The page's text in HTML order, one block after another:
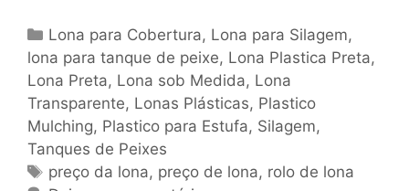
Categorias
Lona para Cobertura, Lona para Silagem,
lona para tanque de peixe, Lona Plastica Preta,
Lona Preta, Lona sob Medida, Lona
Transparente, Lonas Plásticas, Plastico
Mulching, Plastico para Estufa, Silagem,
Tanques de Peixes
Tags
preço da lona, preço de lona, rolo de lona